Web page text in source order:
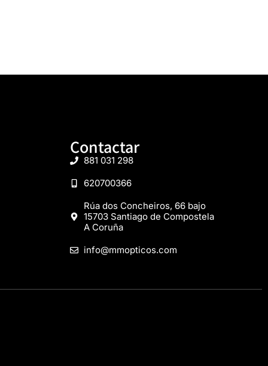
Contactar
881 031 298
620700366
Rúa dos Concheiros, 66 bajo
15703 Santiago de Compostela
A Coruña
info@mmopticos.com